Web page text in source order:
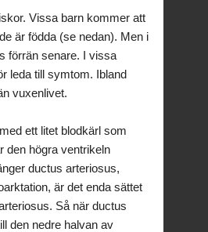
Vissa barn kommer att
är födda (se nedan). Men i
förrän senare. I vissa
leda till symtom. Ibland
vuxenlivet.
ett litet blodkärl som
den högra ventrikeln
ductus arteriosus,
är det enda sättet
Så när ductus
den nedre halvan av